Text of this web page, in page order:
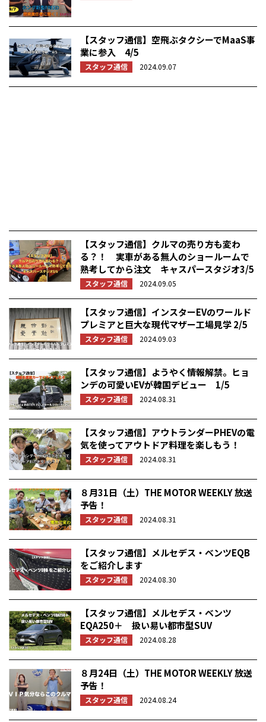
【スタッフ通信】空飛ぶタクシーでMaaS事
業に参入 4/5
スタッフ通信 2024.09.07
【スタッフ通信】クルマの売り方も変わ
る？！ 実車がある無人のショールームで
熟考してから注文 キャスパースタジオ3/5
スタッフ通信 2024.09.05
【スタッフ通信】インスターEVのワールド
プレミアと巨大な現代マザー工場見学 2/5
スタッフ通信 2024.09.03
【スタッフ通信】ようやく情報解禁。ヒョ
ンデの可愛いEVが韓国デビュー 1/5
スタッフ通信 2024.08.31
【スタッフ通信】アウトランダーPHEVの電
気を使ってアウトドア料理を楽しもう！
スタッフ通信 2024.08.31
８月31日（土）THE MOTOR WEEKLY 放送
予告！
スタッフ通信 2024.08.31
【スタッフ通信】メルセデス・ベンツEQB
をご紹介します
スタッフ通信 2024.08.30
【スタッフ通信】メルセデス・ベンツ
EQA250＋ 扱い易い都市型SUV
スタッフ通信 2024.08.28
８月24日（土）THE MOTOR WEEKLY 放送
予告！
スタッフ通信 2024.08.24